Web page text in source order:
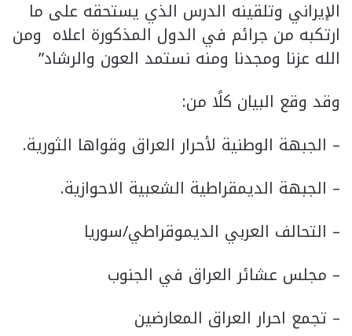
الإيراني وتلقينه الدرس الذي يستحقه على ما
ارتكبه من جرائم في الدول المذكورة اعلاه ومن
الله عزنا ومجدنا ومنه نستمد العون والرشاد”
وقد وقع البيان كلًا من:
– الجبهة الوطنية لأحرار العراق وقواها الثورية.
– الجبهة الديمقراطية الشعبية الاحوازية.
– التحالف العربي الديموقراطي/سوريا
– مجلس عشائر العراق في الجنوب
– تجمع احرار العراق المعارضين